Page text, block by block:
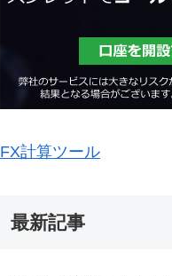
FX計算ツール
最新記事